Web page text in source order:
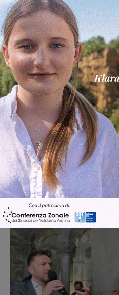
Un anno fa la strage in
Gianni, Giulia e
processo, lo stop ai
Cronaca 3 Agosto 2026
Scomparso da una
Fiorentino l’uomo che
Levane nel 2020
Articolo precedente
Il PiandiscÃ² Valdarninsieme batte
anche San Miniatio ma Ã¨ servito il
tie-break
Ultime Notizie